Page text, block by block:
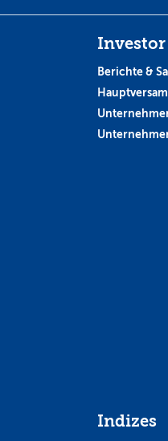
Investor
Berichte &
Indizes